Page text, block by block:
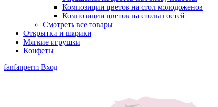
Композиции цветов на стол молодоженов
Композиции цветов на столы гостей
Смотреть все товары
Открытки и шарики
Мягкие игрушки
Конфеты
fanfanperm Вход